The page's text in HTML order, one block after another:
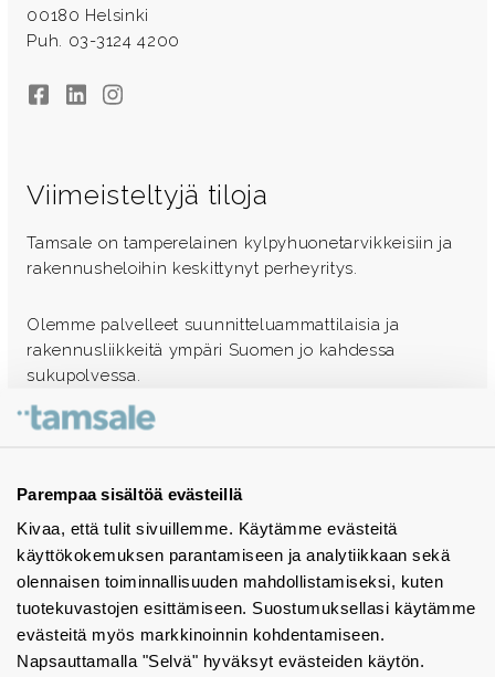
Parempaa sisältöä evästeillä
Kivaa, että tulit sivuillemme. Käytämme evästeitä
käyttökokemuksen parantamiseen ja analytiikkaan sekä
olennaisen toiminnallisuuden mahdollistamiseksi, kuten
tuotekuvastojen esittämiseen. Suostumuksellasi käytämme
evästeitä myös markkinoinnin kohdentamiseen.
Napsauttamalla "Selvä" hyväksyt evästeiden käytön.
00180 Helsinki
Puh. 03-3124 4200
FacebookLinkedInInstagram
Viimeisteltyjä tiloja
Tamsale on tamperelainen kylpyhuonetarvikkeisiin ja
rakennusheloihin keskittynyt perheyritys.
Olemme palvelleet suunnitteluammattilaisia ja
rakennusliikkeitä ympäri Suomen jo kahdessa
sukupolvessa.
Ota yhteyttä - autamme mielellämme
Tuotekuvastot
Instagram
BIM-objektit
Yhteystiedot
Tiedotteet